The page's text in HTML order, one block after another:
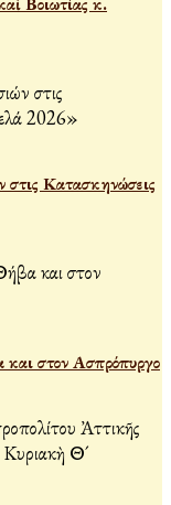
στις Κατασκηνώσεις
στον Ασπρόπυργο